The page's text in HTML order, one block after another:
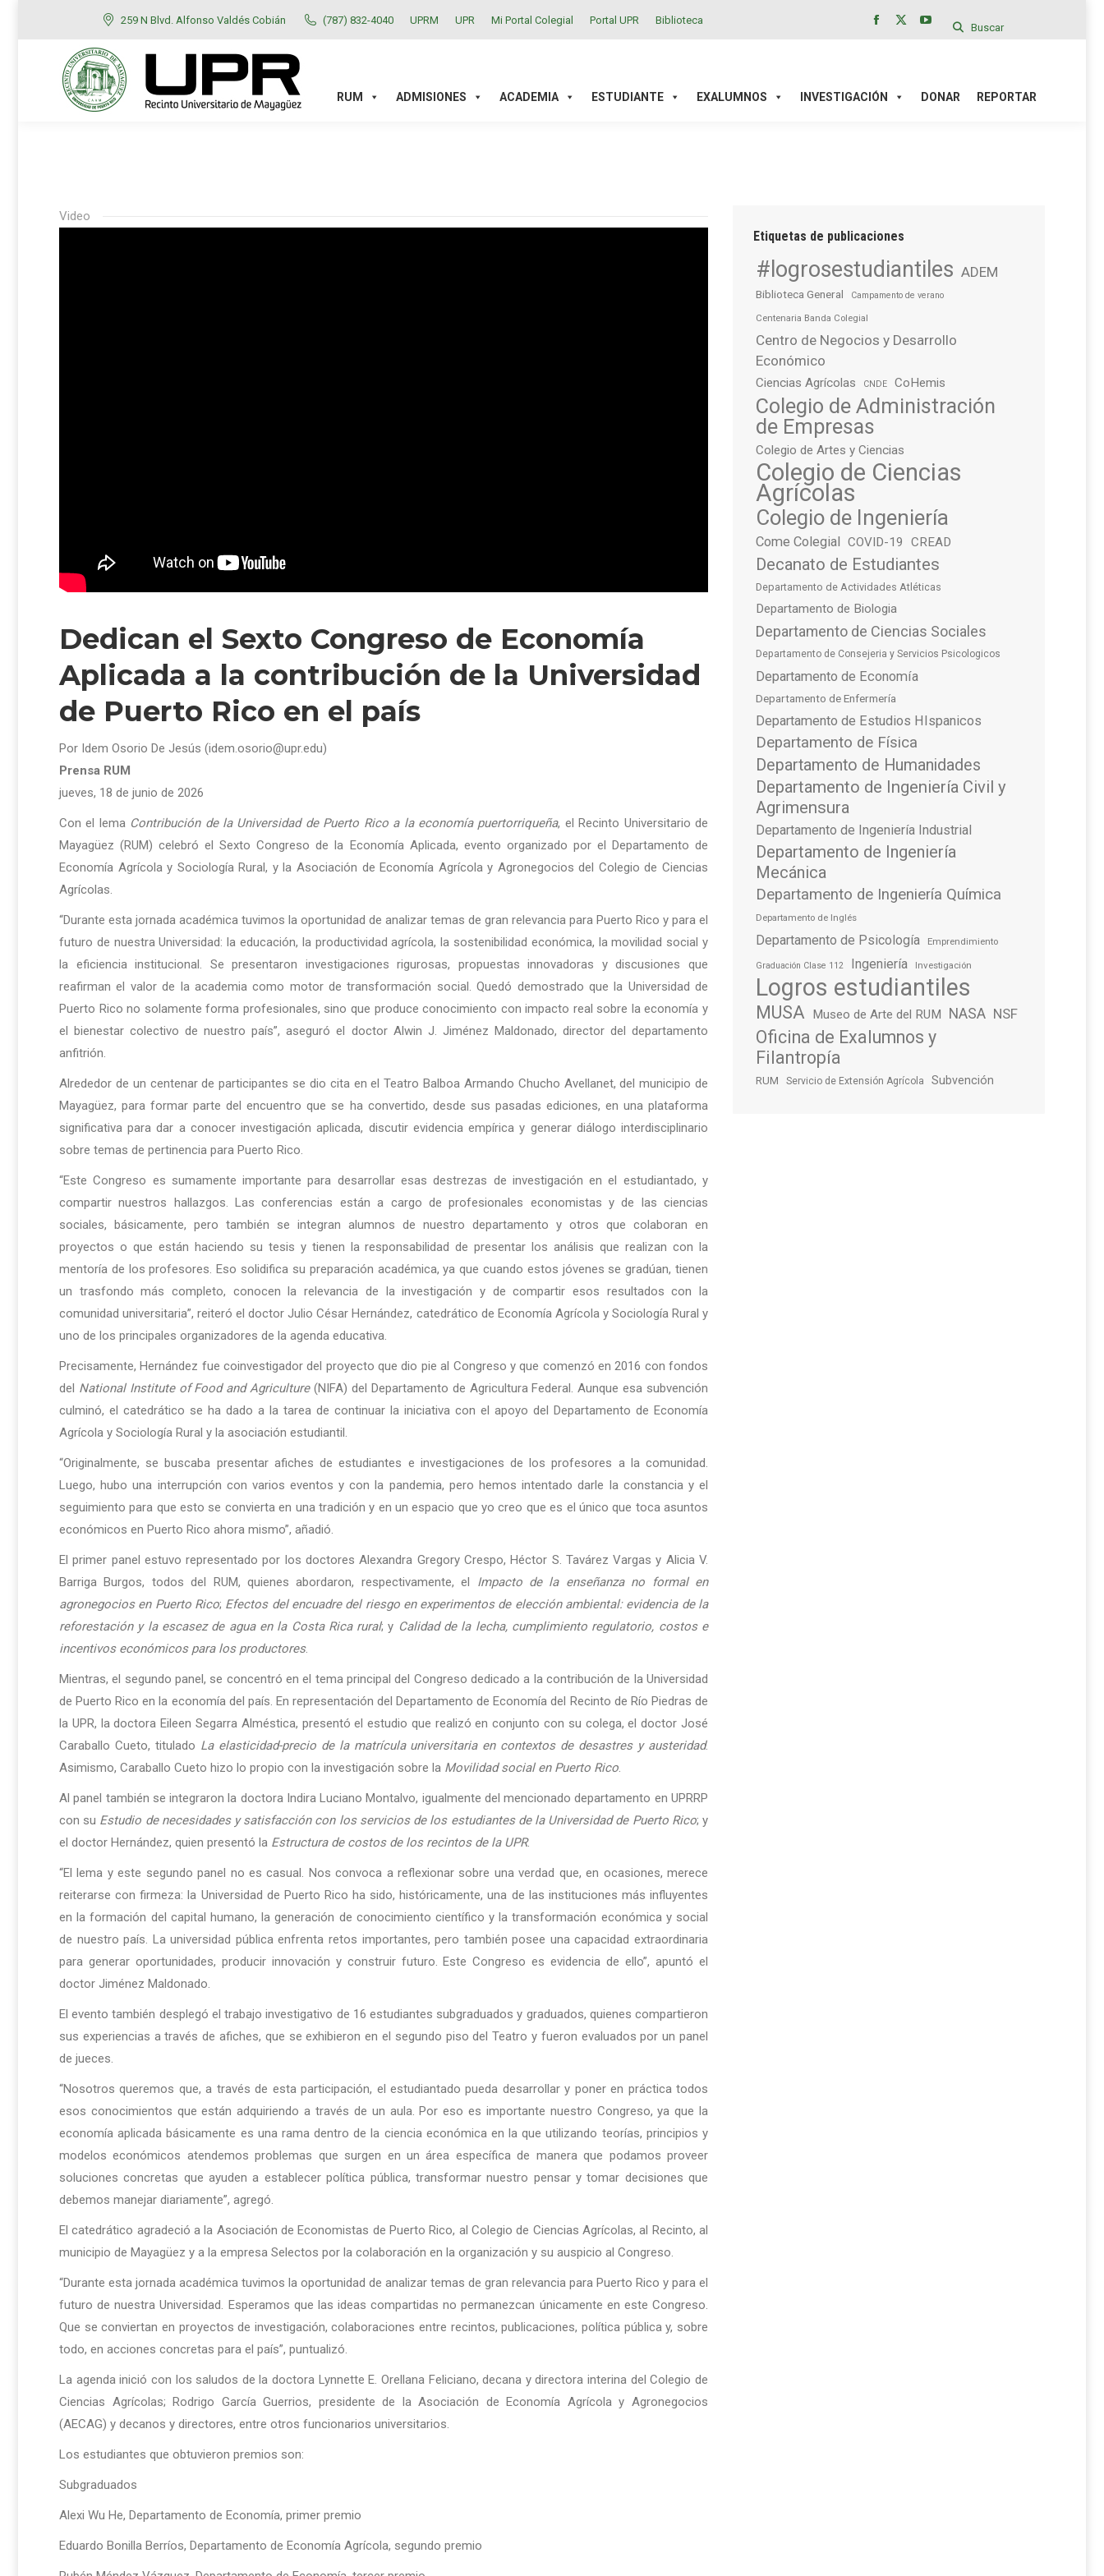
259 N Blvd. Alfonso Valdés Cobián (787) 832-4040 UPRM UPR Mi Portal Colegial Portal UPR Biblioteca
in
in
YouTube
in
Buscar
RUM ADMISIONES ACADEMIA ESTUDIANTE EXALUMNOS INVESTIGACIÓN DONAR REPORTAR
Video
Dedican el Sexto Congreso de Economía
Aplicada a la contribución de la Universidad
de Puerto Rico en el país
Por Idem Osorio De Jesús (idem.osorio@upr.edu)
Prensa RUM
jueves, 18 de junio de 2026
Con el lema Contribución de la Universidad de Puerto Rico a la economía puertorriqueña, el Recinto Universitario de
Mayagüez (RUM) celebró el Sexto Congreso de la Economía Aplicada, evento organizado por el Departamento de
Economía Agrícola y Sociología Rural, y la Asociación de Economía Agrícola y Agronegocios del Colegio de Ciencias
Agrícolas.
“Durante esta jornada académica tuvimos la oportunidad de analizar temas de gran relevancia para Puerto Rico y para el
futuro de nuestra Universidad: la educación, la productividad agrícola, la sostenibilidad económica, la movilidad social y
la eficiencia institucional. Se presentaron investigaciones rigurosas, propuestas innovadoras y discusiones que
reafirman el valor de la academia como motor de transformación social. Quedó demostrado que la Universidad de
Puerto Rico no solamente forma profesionales, sino que produce conocimiento con impacto real sobre la economía y
el bienestar colectivo de nuestro país”, aseguró el doctor Alwin J. Jiménez Maldonado, director del departamento
anfitrión.
Alrededor de un centenar de participantes se dio cita en el Teatro Balboa Armando Chucho Avellanet, del municipio de
Mayagüez, para formar parte del encuentro que se ha convertido, desde sus pasadas ediciones, en una plataforma
significativa para dar a conocer investigación aplicada, discutir evidencia empírica y generar diálogo interdisciplinario
sobre temas de pertinencia para Puerto Rico.
“Este Congreso es sumamente importante para desarrollar esas destrezas de investigación en el estudiantado, y
compartir nuestros hallazgos. Las conferencias están a cargo de profesionales economistas y de las ciencias
sociales, básicamente, pero también se integran alumnos de nuestro departamento y otros que colaboran en
proyectos o que están haciendo su tesis y tienen la responsabilidad de presentar los análisis que realizan con la
mentoría de los profesores. Eso solidifica su preparación académica, ya que cuando estos jóvenes se gradúan, tienen
un trasfondo más completo, conocen la relevancia de la investigación y de compartir esos resultados con la
comunidad universitaria”, reiteró el doctor Julio César Hernández, catedrático de Economía Agrícola y Sociología Rural y
uno de los principales organizadores de la agenda educativa.
Precisamente, Hernández fue coinvestigador del proyecto que dio pie al Congreso y que comenzó en 2016 con fondos
del National Institute of Food and Agriculture(NIFA) del Departamento de Agricultura Federal. Aunque esa subvención
culminó, el catedrático se ha dado a la tarea de continuar la iniciativa con el apoyo del Departamento de Economía
Agrícola y Sociología Rural y la asociación estudiantil.
“Originalmente, se buscaba presentar afiches de estudiantes e investigaciones de los profesores a la comunidad.
Luego, hubo una interrupción con varios eventos y con la pandemia, pero hemos intentado darle la constancia y el
seguimiento para que esto se convierta en una tradición y en un espacio que yo creo que es el único que toca asuntos
económicos en Puerto Rico ahora mismo”, añadió.
El primer panel estuvo representado por los doctores Alexandra Gregory Crespo, Héctor S. Tavárez Vargas y Alicia V.
Barriga Burgos, todos del RUM, quienes abordaron, respectivamente, el Impacto de la enseñanza no formal en
agronegocios en Puerto Rico; Efectos del encuadre del riesgo en experimentos de elección ambiental: evidencia de la
reforestación y la escasez de agua en la Costa Rica rural; y Calidad de la lecha, cumplimiento regulatorio, costos e
incentivos económicos para los productores.
Mientras, el segundo panel, se concentró en el tema principal del Congreso dedicado a la contribución de la Universidad
de Puerto Rico en la economía del país. En representación del Departamento de Economía del Recinto de Río Piedras de
la UPR, la doctora Eileen Segarra Alméstica, presentó el estudio que realizó en conjunto con su colega, el doctor José
Caraballo Cueto, titulado La elasticidad-precio de la matrícula universitaria en contextos de desastres y austeridad.
Asimismo, Caraballo Cueto hizo lo propio con la investigación sobre la Movilidad social en Puerto Rico.
Al panel también se integraron la doctora Indira Luciano Montalvo, igualmente del mencionado departamento en UPRRP
con su Estudio de necesidades y satisfacción con los servicios de los estudiantes de la Universidad de Puerto Rico; y
el doctor Hernández, quien presentó la Estructura de costos de los recintos de la UPR.
“El lema y este segundo panel no es casual. Nos convoca a reflexionar sobre una verdad que, en ocasiones, merece
reiterarse con firmeza: la Universidad de Puerto Rico ha sido, históricamente, una de las instituciones más influyentes
en la formación del capital humano, la generación de conocimiento científico y la transformación económica y social
de nuestro país. La universidad pública enfrenta retos importantes, pero también posee una capacidad extraordinaria
para generar oportunidades, producir innovación y construir futuro. Este Congreso es evidencia de ello”, apuntó el
doctor Jiménez Maldonado.
El evento también desplegó el trabajo investigativo de 16 estudiantes subgraduados y graduados, quienes compartieron
sus experiencias a través de afiches, que se exhibieron en el segundo piso del Teatro y fueron evaluados por un panel
de jueces.
“Nosotros queremos que, a través de esta participación, el estudiantado pueda desarrollar y poner en práctica todos
esos conocimientos que están adquiriendo a través de un aula. Por eso es importante nuestro Congreso, ya que la
economía aplicada básicamente es una rama dentro de la ciencia económica en la que utilizando teorías, principios y
modelos económicos atendemos problemas que surgen en un área específica de manera que podamos proveer
soluciones concretas que ayuden a establecer política pública, transformar nuestro pensar y tomar decisiones que
debemos manejar diariamente”, agregó.
El catedrático agradeció a la Asociación de Economistas de Puerto Rico, al Colegio de Ciencias Agrícolas, al Recinto, al
municipio de Mayagüez y a la empresa Selectos por la colaboración en la organización y su auspicio al Congreso.
“Durante esta jornada académica tuvimos la oportunidad de analizar temas de gran relevancia para Puerto Rico y para el
futuro de nuestra Universidad. Esperamos que las ideas compartidas no permanezcan únicamente en este Congreso.
Que se conviertan en proyectos de investigación, colaboraciones entre recintos, publicaciones, política pública y, sobre
todo, en acciones concretas para el país”, puntualizó.
La agenda inició con los saludos de la doctora Lynnette E. Orellana Feliciano, decana y directora interina del Colegio de
Ciencias Agrícolas; Rodrigo García Guerrios, presidente de la Asociación de Economía Agrícola y Agronegocios
(AECAG) y decanos y directores, entre otros funcionarios universitarios.
Los estudiantes que obtuvieron premios son:
Subgraduados
Alexi Wu He, Departamento de Economía, primer premio
Eduardo Bonilla Berríos, Departamento de Economía Agrícola, segundo premio
Etiquetas de publicaciones
#logrosestudiantiles ADEM
Biblioteca General Campamento de verano
Centenaria Banda Colegial
Centro de Negocios y Desarrollo
Económico
Ciencias Agrícolas CNDE CoHemis
Colegio de Administración
de Empresas
Colegio de Artes y Ciencias
Colegio de Ciencias
Agrícolas
Colegio de Ingeniería
Come Colegial COVID-19 CREAD
Decanato de Estudiantes
Departamento de Actividades Atléticas
Departamento de Biologia
Departamento de Ciencias Sociales
Departamento de Consejeria y Servicios Psicologicos
Departamento de Economía
Departamento de Enfermería
Departamento de Estudios HIspanicos
Departamento de Física
Departamento de Humanidades
Departamento de Ingeniería Civil y
Agrimensura
Departamento de Ingeniería Industrial
Departamento de Ingeniería
Mecánica
Departamento de Ingeniería Química
Departamento de Inglés
Departamento de Psicología Emprendimiento
Graduación Clase 112 Ingeniería Investigación
Logros estudiantiles
MUSA Museo de Arte del RUM NASA NSF
Oficina de Exalumnos y
Filantropía
RUM Servicio de Extensión Agrícola Subvención
RUM ADMISIONES